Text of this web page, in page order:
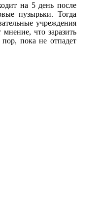
на 5 день после
пузырьки. Тогда
учреждения
что заразить
пока не отпадет